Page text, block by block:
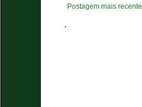
Postagem mais recente
.